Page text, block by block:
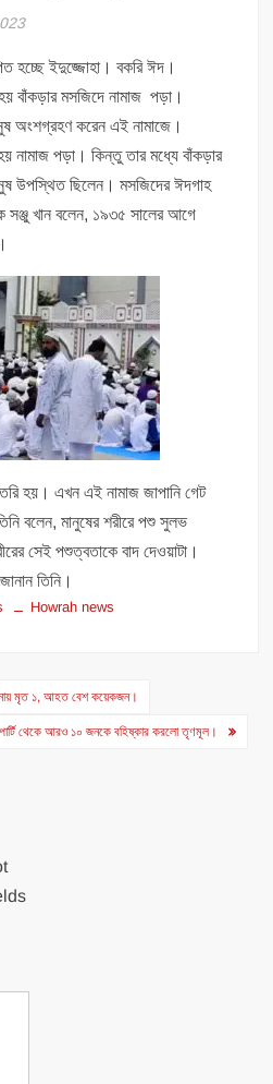
হচ্ছে ইদুজ্জোহা। বকরি ঈদ।
বাঁকড়ার মসজিদে নামাজ পড়া।
অংশগ্রহণ করেন এই নামাজে।
নামাজ পড়া। কিন্তু তার মধ্যে বাঁকড়ার
উপস্থিত ছিলেন। মসজিদের ঈদগাহ
সঞ্জু খান বলেন, ১৯৩৫ সালের আগে
হয়। এখন এই নামাজ জাপানি গেট
বলেন, মানুষের শরীরে পশু সুলভ
সেই পশুত্বতাকে বাদ দেওয়াটা।
তিনি।
Howrah news
মৃত ১, আহত বেশ কয়েকজন।
থেকে আরও ১০ জনকে বহিষ্কার করলো তৃণমূল।